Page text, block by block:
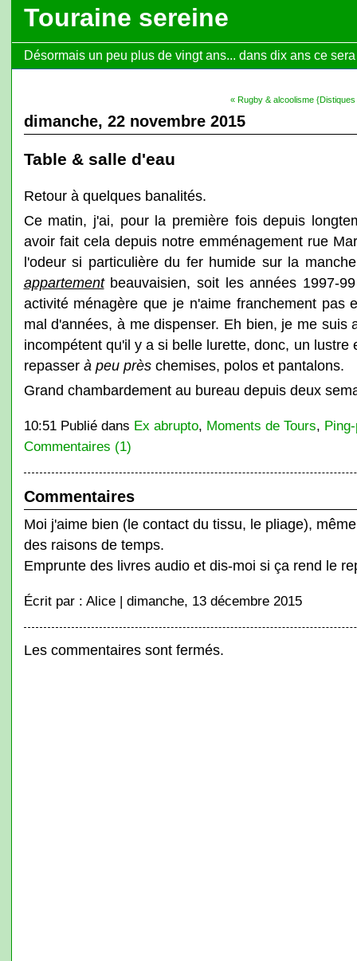
Touraine sereine
Désormais un peu plus de vingt ans... dans dix ans ce
« Rugby & alcoolisme
dimanche, 22 novembre 2015
Table & salle d'eau
Retour à quelques banalités.
Ce matin, j'ai, pour la première fois depuis
avoir fait cela depuis notre emménagement rue
l'odeur si particulière du fer humide sur la
appartementbeauvaisien, soit les années 1997-
activité ménagère que je n'aime franchement pas
mal d'années, à me dispenser. Eh bien, je me suis
incompétent qu'il y a si belle lurette, donc, un lustre
repasser à peu prèschemises, polos et pantalons.
Grand chambardement au bureau depuis deux
10:51 Publié dans Ex abrupto, Moments de Tours,
Commentaires (1)
Commentaires
Moi j'aime bien (le contact du tissu, le pliage),
des raisons de temps.
Emprunte des livres audio et dis-moi si ça rend le
Écrit par : Alice | dimanche, 13 décembre 2015
Les commentaires sont fermés.